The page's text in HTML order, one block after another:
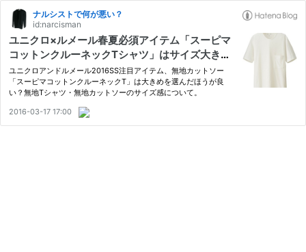
ナルシストで何が悪い？
id:narcisman
ユニクロ×ルメール春夏必須アイテム「スーピマ
コットンクルーネックTシャツ」はサイズ大きめ
も試してみよう
ユニクロアンドルメール2016SS注目アイテム、無地カットソー
「スーピマコットンクルーネックT」は大きめを選んだほうが良
い？無地Tシャツ・無地カットソーのサイズ感について。
2016-03-17 17:00